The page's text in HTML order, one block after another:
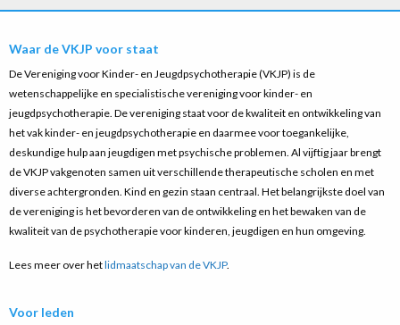
Waar de VKJP voor staat
De Vereniging voor Kinder- en Jeugdpsychotherapie (VKJP) is de
wetenschappelijke en specialistische vereniging voor kinder- en
jeugdpsychotherapie. De vereniging staat voor de kwaliteit en ontwikkeling van
het vak kinder- en jeugdpsychotherapie en daarmee voor toegankelijke,
deskundige hulp aan jeugdigen met psychische problemen. Al vijftig jaar brengt
de VKJP vakgenoten samen uit verschillende therapeutische scholen en met
diverse achtergronden. Kind en gezin staan centraal. Het belangrijkste doel van
de vereniging is het bevorderen van de ontwikkeling en het bewaken van de
kwaliteit van de psychotherapie voor kinderen, jeugdigen en hun omgeving.
Lees meer over hetlidmaatschap van de VKJP.
Voor leden